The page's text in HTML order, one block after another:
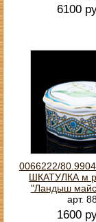
6100
0066222/
ШКАТУЛКА м р
"Ландыш
арт.
1600